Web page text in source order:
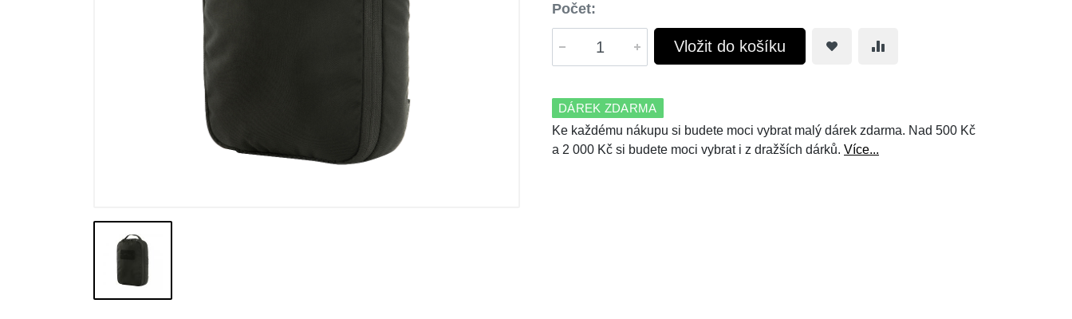
Počet:
Vložit do košíku
DÁREK ZDARMA
Ke každému nákupu si budete moci vybrat malý dárek zdarma. Nad 500 Kč
a 2 000 Kč si budete moci vybrat i z dražších dárků. Více...